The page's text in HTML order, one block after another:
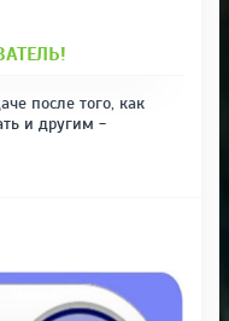
после того, как
и другим -